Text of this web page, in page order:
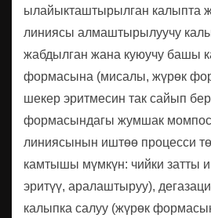
ылайыкташтырылган калыпта
линиясы алмаштырылуучу
жабдылган жана куюучу башы
формасына (мисалы, жүрөк
шекер эритмесин так сайып
формасындагы жумшак
линиясынын иштөө процесси
камтышы мүмкүн: чийки затты
эритүү, аралаштыруу),
калыпка салуу (жүрөк